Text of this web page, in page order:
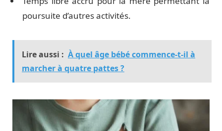
poursuite d’autres activités.
Lire aussi : À quel âge bébé commence-t-il à
marcher à quatre pattes ?